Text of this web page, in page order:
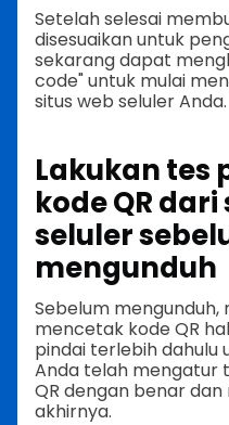
Setelah selesai
disesuaikan untuk
sekarang dapat
code" untuk mulai
situs web seluler Anda.
Lakukan tes
kode QR
seluler
mengunduh
Sebelum
mencetak kode QR
pindai terlebih dahulu
Anda telah mengatur
QR dengan benar
akhirnya.